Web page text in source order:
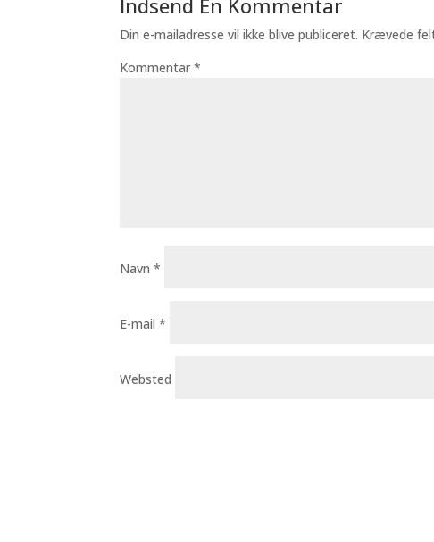
Indsend En Kommentar
Din e-mailadresse vil ikke blive publiceret. Krævede
Kommentar*
Navn*
E-mail*
Websted